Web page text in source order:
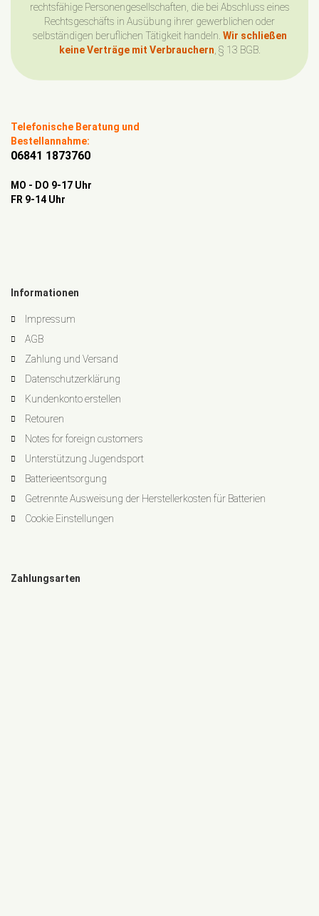
rechtsfähige Personengesellschaften, die bei Abschluss eines
Rechtsgeschäfts in Ausübung ihrer gewerblichen oder
selbständigen beruflichen Tätigkeit handeln. Wir schließen
keine Verträge mit Verbrauchern , § 13 BGB.
Telefonische Beratung und
Bestellannahme:
06841 1873760
MO - DO 9-17 Uhr
FR 9-14 Uhr
Informationen
Impressum
AGB
Zahlung und Versand
Datenschutzerklärung
Kundenkonto erstellen
Retouren
Notes for foreign customers
Unterstützung Jugendsport
Batterieentsorgung
Getrennte Ausweisung der Herstellerkosten für Batterien
Cookie Einstellungen
Zahlungsarten